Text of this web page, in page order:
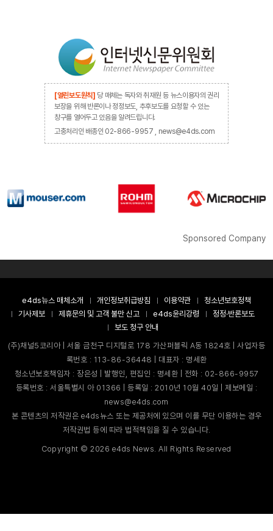
[열린보도원칙] 당 매체는 독자와 취재원 등 뉴스이용자의 권리
보장을 위해 반론이나 정정보도, 추후보도를 요청할 수 있는
창구를 열어두고 있음을 알려드립니다.
고충처리인 배종인 02-866-9957 , news@e4ds.com
Sponsored Company
e4ds뉴스 매체소개 개인정보취급방침 이용약관
청소년보호정책
기사제보
제휴문의 및 고객 불만 신고 e4ds윤리강령
정정·반론보도
보도 청구 안내
(주)채널5코리아 | 서울 금천구 디지털로 178 가산퍼블릭 A동 1824호 | 사업자등
록번호 : 113-86-36448 | 대표자 : 명세환
청소년보호책임자 : 장은성 | 발행인, 편집인 : 명세환 | 전화 : 02-866-9957
등록번호 : 서울특별시 아 01366 | 등록일 : 2010년 10월 40일 | 제보메일 :
news@e4ds.com
본 콘텐츠의 저작권은 e4ds뉴스 또는 제공처에 있으며 이를 무단 이용하는 경우
저작권법 등에 따라 법적책임을 질 수 있습니다.
Copyright ©2026 e4ds News. All Rights Reserved